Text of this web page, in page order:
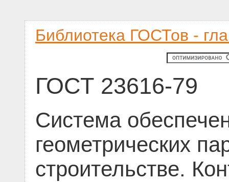
Библиотека ГОСТов -
ГОСТ 23616-79
Система
геометрических
строительстве.